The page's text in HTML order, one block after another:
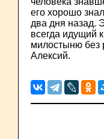
его хорошо
два дня назад.
всегда идущий
милостыню без
Алексий.